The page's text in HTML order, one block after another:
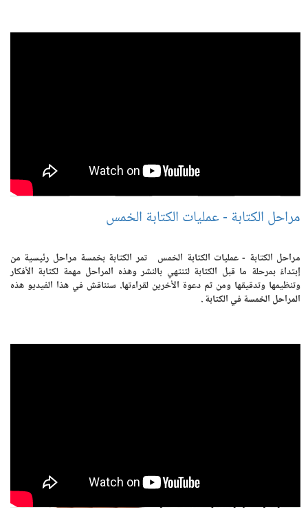
مراحل الكتابة - عمليات الكتابة الخمس
مراحل الكتابة - عمليات الكتابة الخمس تمر الكتابة بخمسة مراحل رئيسية من
إبتداءً بمرحلة ما قبل الكتابة لتنتهي بالنشر وهذه المراحل مهمة لكتابة الأفكار
وتنظيمها وتدقيقها ومن ثم دعوة الأخرين لقراءتها. سنناقش في هذا الفيديو هذه
المراحل الخمسة في الكتابة .